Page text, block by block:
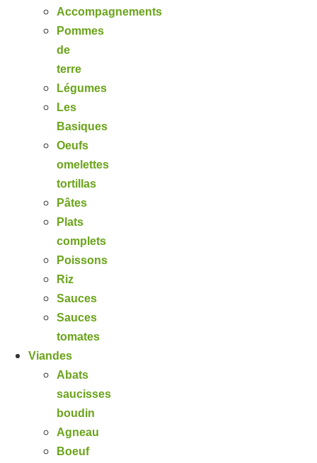
Accompagnements
Pommes
de
terre
Légumes
Les
Basiques
Oeufs
omelettes
tortillas
Pâtes
Plats
complets
Poissons
Riz
Sauces
Sauces
tomates
Viandes
Abats
saucisses
boudin
Agneau
Boeuf